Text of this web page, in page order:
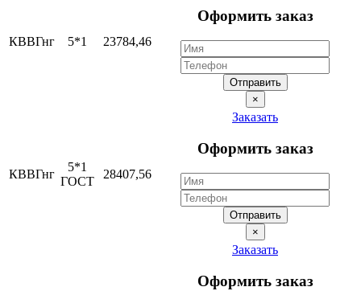
КВВГнг 5*1 23784,46
Оформить заказ
Отправить
×
КВВГнг
5*1
ГОСТ
28407,56
Заказать
Оформить заказ
Отправить
×
Заказать
Оформить заказ